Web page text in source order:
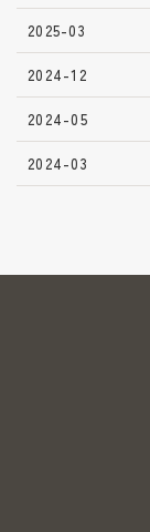
2025-03
2024-12
2024-05
2024-03